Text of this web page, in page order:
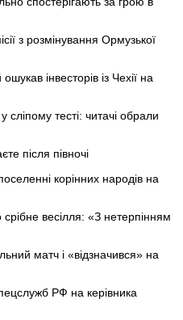
з розмінування Ормузької
інвесторів із Чехії на
сліпому тесті: читачі обрали
після півночі
корінних народів на
весілля: «З нетерпінням
матч і «відзначився» на
РФ на керівника